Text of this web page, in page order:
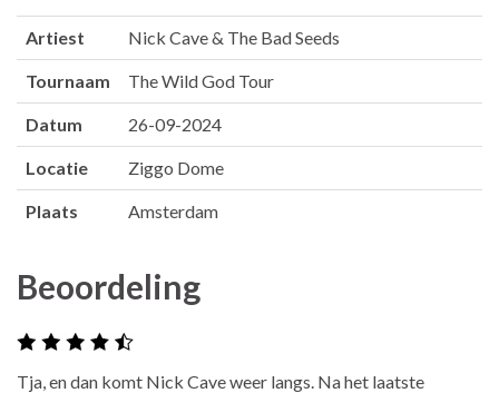
Artiest Nick Cave & The Bad Seeds
Tournaam The Wild God Tour
Datum 26-09-2024
Locatie Ziggo Dome
Plaats Amsterdam
Beoordeling
Tja, en dan komt Nick Cave weer langs. Na het laatste